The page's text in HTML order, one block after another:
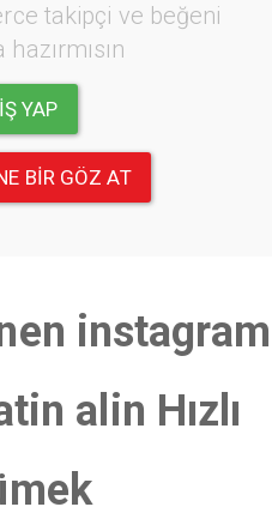
takipçi ve beğeni
YAP
BIR GÖZ AT
instagram
alin Hızlı